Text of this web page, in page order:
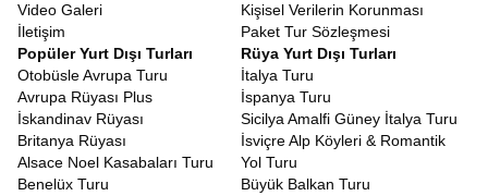
Video Galeri
İletişim
Kişisel Verilerin Korunması
Paket Tur Sözleşmesi
Popüler Yurt Dışı Turları
Otobüsle Avrupa Turu
Avrupa Rüyası Plus
İskandinav Rüyası
Britanya Rüyası
Alsace Noel Kasabaları Turu
Benelüx Turu
Rüya Yurt Dışı Turları
İtalya Turu
İspanya Turu
Sicilya Amalfi Güney İtalya Turu
İsviçre Alp Köyleri & Romantik
Yol Turu
Büyük Balkan Turu